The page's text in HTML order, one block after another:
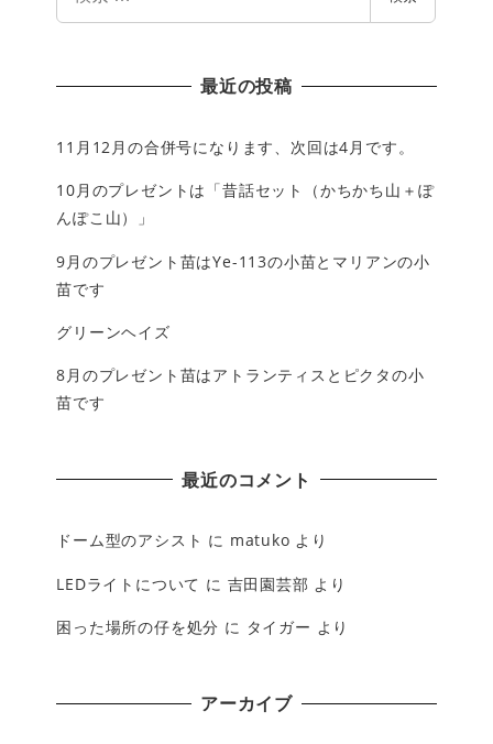
最近の投稿
11月12月の合併号になります、次回は4月です。
10月のプレゼントは「昔話セット（かちかち山＋ぽ
んぽこ山）」
9月のプレゼント苗はYe-113の小苗とマリアンの小
苗です
グリーンヘイズ
8月のプレゼント苗はアトランティスとピクタの小
苗です
最近のコメント
ドーム型のアシスト に matuko より
LEDライトについて に 吉田園芸部 より
困った場所の仔を処分 に タイガー より
アーカイブ